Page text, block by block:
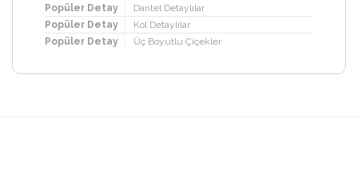
Popüler Detay
Dantel Detaylılar
Popüler Detay
Kol Detaylılar
Popüler Detay
Üç Boyutlu Çiçekler